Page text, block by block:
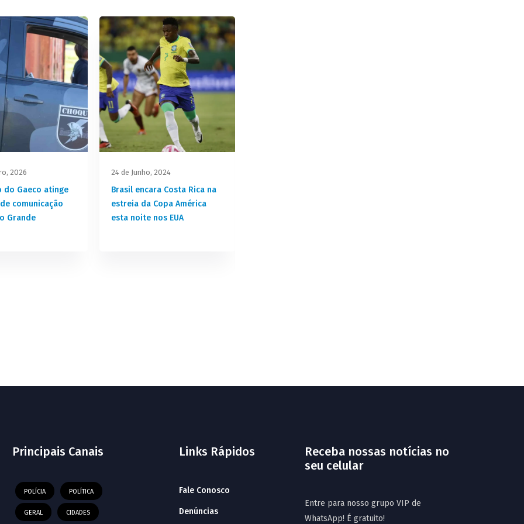
2026
do Gaeco atinge
comunicação
Grande
24 de Junho, 2024
Brasil encara Costa Rica na
estreia da Copa América
esta noite nos EUA
Principais Canais
POLÍCIA POLÍTICA
GERAL CIDADES
Links Rápidos
Fale Conosco
Denúncias
Receba nossas notícias no
seu celular
Entre para nosso grupo VIP de
WhatsApp! É gratuito!